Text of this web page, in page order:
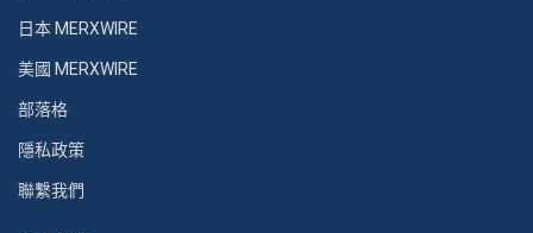
日本 MERXWIRE
美國 MERXWIRE
部落格
隱私政策
聯繫我們